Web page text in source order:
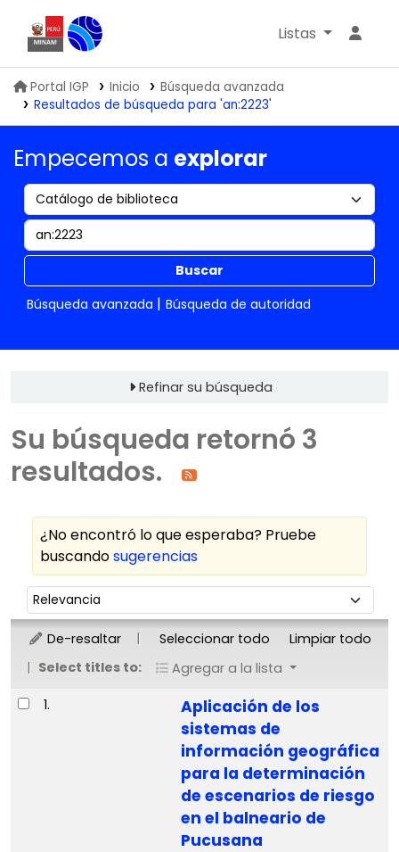
Biblioteca IGP
Listas
Portal IGP Inicio
Búsqueda avanzada
Resultados de búsqueda para 'an:2223'
Empecemos a explorar
Buscar
Búsqueda avanzada
Búsqueda de autoridad
Refinar su búsqueda
Su búsqueda retornó 3
resultados.
¿No encontró lo que esperaba? Pruebe
buscandosugerencias
Ordenar
Ordenar por:
De-resaltar Seleccionar todo
Limpiar todo
Select titles to:
Agregar a la lista
Resultados
1.
Aplicación de los
sistemas de
información geográfica
para la determinación
de escenarios de riesgo
en el balneario de
Pucusana